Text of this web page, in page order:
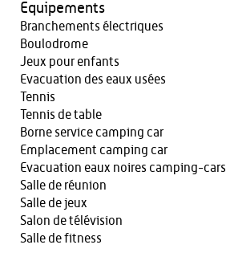
Equipements
Branchements électriques
Boulodrome
Jeux pour enfants
Evacuation des eaux usées
Tennis
Tennis de table
Borne service camping car
Emplacement camping car
Evacuation eaux noires camping-cars
Salle de réunion
Salle de jeux
Salon de télévision
Salle de fitness